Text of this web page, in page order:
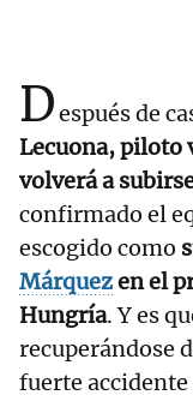
Después de
Lecuona, piloto
volverá a
confirmado el
escogido como
Márquezen el
Hungría. Y es
recuperándose
fuerte accidente